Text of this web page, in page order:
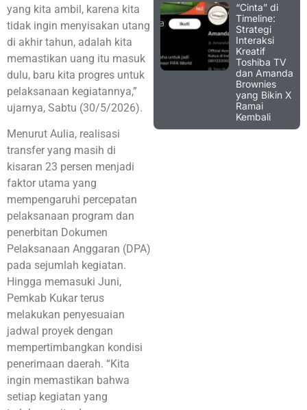
yang kita ambil, karena kita
tidak ingin menyisakan utang
di akhir tahun, adalah kita
memastikan uang itu masuk
dulu, baru kita progres untuk
pelaksanaan kegiatannya,”
ujarnya, Sabtu (30/5/2026).
Menurut Aulia, realisasi
transfer yang masih di
kisaran 23 persen menjadi
faktor utama yang
mempengaruhi percepatan
pelaksanaan program dan
penerbitan Dokumen
Pelaksanaan Anggaran (DPA)
pada sejumlah kegiatan.
Hingga memasuki Juni,
Pemkab Kukar terus
melakukan penyesuaian
jadwal proyek dengan
mempertimbangkan kondisi
penerimaan daerah. “Kita
ingin memastikan bahwa
setiap kegiatan yang
“Cinta” di
Timeline:
Strategi
Interaksi
Kreatif
Toshiba TV
dan Amanda
Brownies
yang Bikin X
Ramai
Kembali